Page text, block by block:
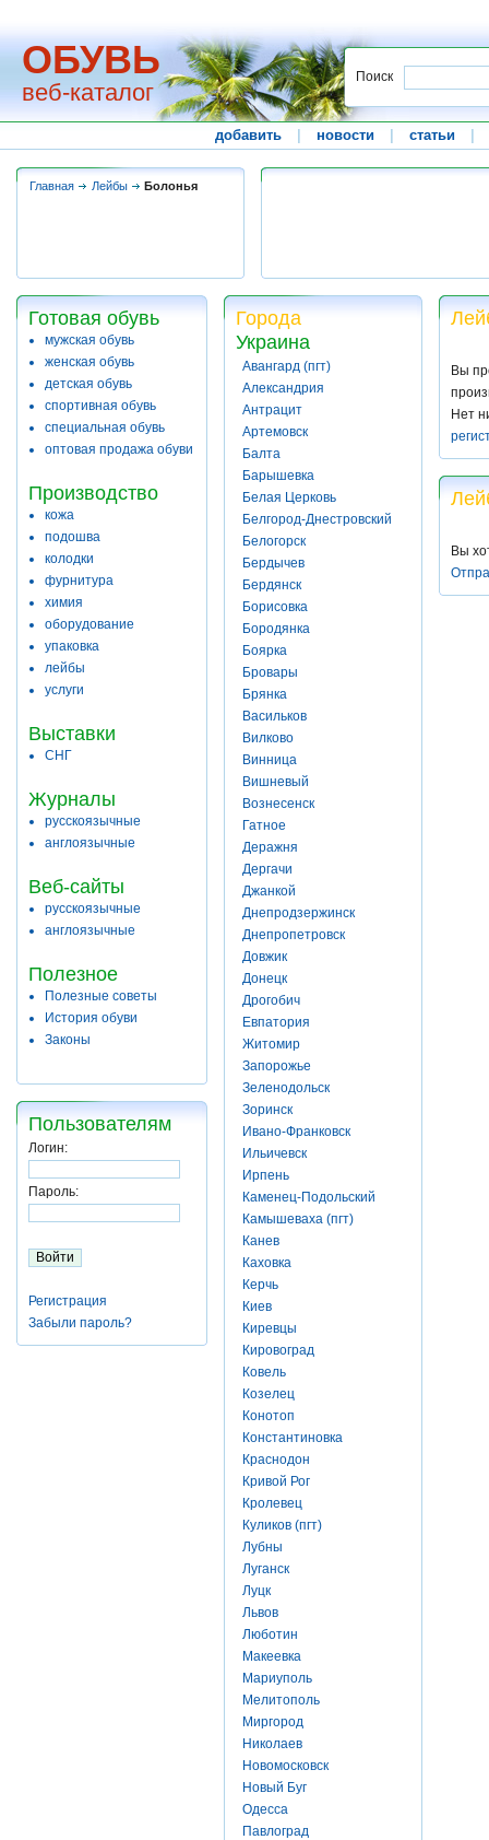
ОБУВЬ
веб-каталог
Поиск
добавить новости статьи
Главная Лейбы Болонья
Готовая обувь
мужская обувь
женская обувь
детская обувь
спортивная обувь
специальная обувь
оптовая продажа обуви
Производство
кожа
подошва
колодки
фурнитура
химия
оборудование
упаковка
лейбы
услуги
Выставки
СНГ
Журналы
русскоязычные
англоязычные
Веб-сайты
русскоязычные
англоязычные
Полезное
Полезные советы
История обуви
Законы
Пользователям
Логин:
Пароль:
Регистрация
Забыли пароль?
Города
Украина
Авангард (пгт)
Александрия
Антрацит
Артемовск
Балта
Барышевка
Белая Церковь
Белгород-Днестровский
Белогорск
Бердычев
Бердянск
Борисовка
Бородянка
Боярка
Бровары
Брянка
Васильков
Вилково
Винница
Вишневый
Вознесенск
Гатное
Деражня
Дергачи
Джанкой
Днепродзержинск
Днепропетровск
Довжик
Донецк
Дрогобич
Евпатория
Житомир
Запорожье
Зеленодольск
Зоринск
Ивано-Франковск
Ильичевск
Ирпень
Каменец-Подольский
Камышеваха (пгт)
Канев
Каховка
Керчь
Киев
Киревцы
Кировоград
Ковель
Козелец
Конотоп
Константиновка
Краснодон
Кривой Рог
Кролевец
Куликов (пгт)
Лубны
Луганск
Луцк
Львов
Люботин
Макеевка
Мариуполь
Мелитополь
Миргород
Николаев
Новомосковск
Новый Буг
Одесса
Павлоград
Вы
Нет
Вы